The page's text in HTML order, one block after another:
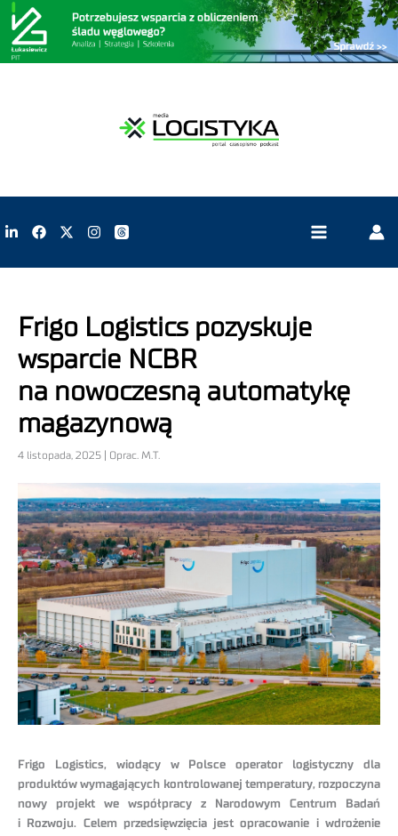
Frigo Logistics pozyskuje
wsparcie NCBR
na nowoczesną automatykę
magazynową
4 listopada, 2025 | Oprac. M.T.
Frigo Logistics, wiodący w Polsce operator logistyczny dla
produktów wymagających kontrolowanej temperatury, rozpoczyna
nowy projekt we współpracy z Narodowym Centrum Badań
i Rozwoju. Celem przedsięwzięcia jest opracowanie i wdrożenie